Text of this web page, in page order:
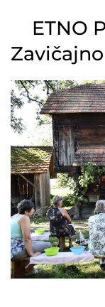
ETNO